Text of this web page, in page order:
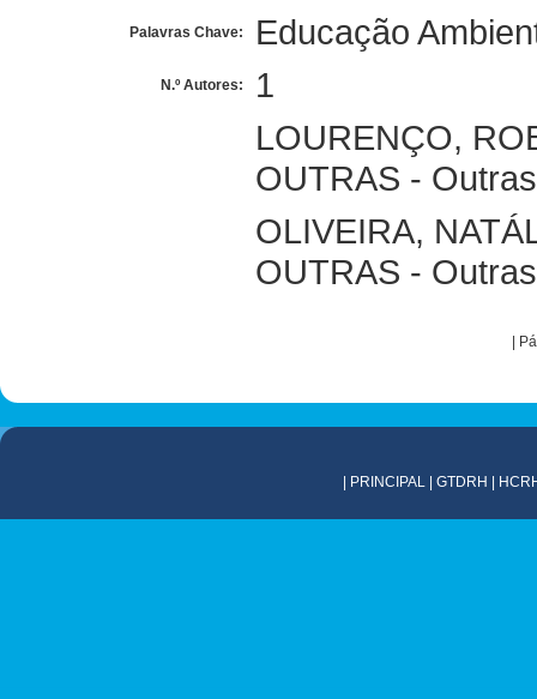
Palavras Chave: Educação
N.º Autores:
1
LOURENÇO,
OUTRAS -
OLIVEIRA,
OUTRAS -
PRINCIPAL| GTDRH